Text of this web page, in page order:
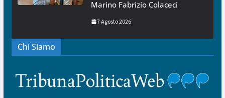
Marino Fabrizio Colaceci
7 Agosto 2026
Chi Siamo